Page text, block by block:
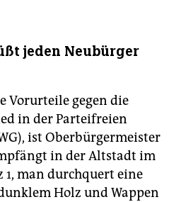
jeden Neubürger
Vorurteile gegen die
in der Parteifreien
ist Oberbürgermeister
in der Altstadt im
man durchquert eine
Holz und Wappen